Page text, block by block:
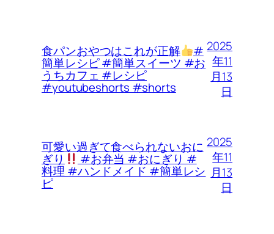
食パンおやつはこれが正解 #
簡単レシピ #簡単スイーツ #お
うちカフェ #レシピ
#youtubeshorts #shorts
2025
年11
月13
日
可愛い過ぎて食べられないおに
ぎり #お弁当 #おにぎり #
料理 #ハンドメイド #簡単レシ
ピ
2025
年11
月13
日